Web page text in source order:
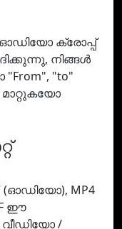
ഓഡിയോ ക്രോപ്പ്
നിങ്ങൾ
"to"
(ഓഡിയോ), MP4
ഈ
വീഡിയോ /